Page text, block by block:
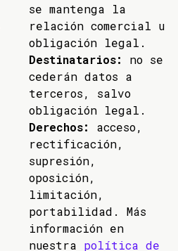
se mantenga la
relación comercial u
obligación legal.
Destinatarios:
no se
cederán datos a
terceros, salvo
obligación legal.
Derechos:
acceso,
rectificación,
supresión,
oposición,
limitación,
portabilidad. Más
información en
nuestra política de